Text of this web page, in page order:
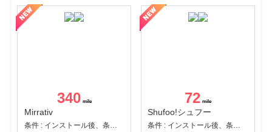
340
Mirrativ
条件 : インストール後、条件達成
72
Shufoo!シュフー
条件 : インストール後、条件達成